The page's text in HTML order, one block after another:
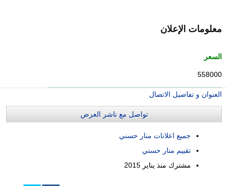
معلومات الإعلان
السعر
558000
العنوان و تفاصيل الاتصال
تواصل مع ناشر العرض
جميع اعلانات منار حسني
تقييم منار حسني
مشترك منذ يناير 2015